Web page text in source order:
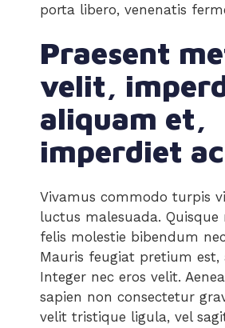
porta libero, venenatis
Praesent
velit,
aliquam et,
imperdiet
Vivamus commodo turpis
luctus malesuada.
felis molestie bibendum
Mauris feugiat pretium est,
Integer nec eros velit.
sapien non consectetur
velit tristique ligula, vel